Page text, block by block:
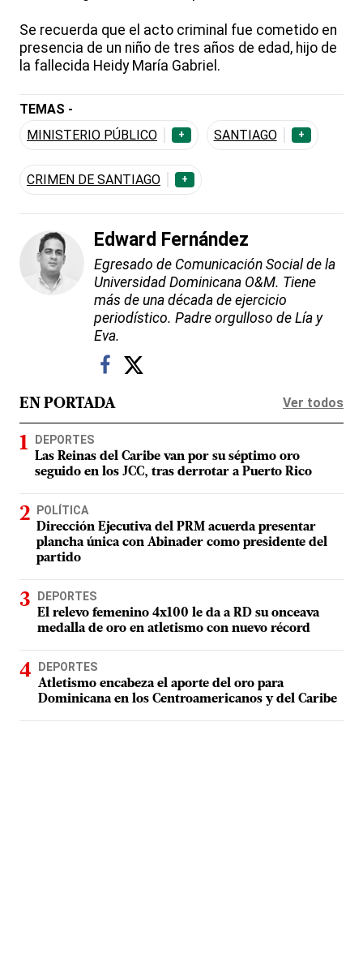
Se recuerda que el acto criminal fue cometido en
presencia de un niño de tres años de edad, hijo de
la fallecida Heidy María Gabriel.
TEMAS -
MINISTERIO PÚBLICO
+ SANTIAGO +
CRIMEN DE SANTIAGO +
Edward Fernández
Egresado de Comunicación Social de la
Universidad Dominicana O&M. Tiene
más de una década de ejercicio
periodístico. Padre orgulloso de Lía y
Eva.
EN PORTADA Ver todos
DEPORTES
Las Reinas del Caribe van por su séptimo oro
seguido en los JCC, tras derrotar a Puerto Rico
POLÍTICA
Dirección Ejecutiva del PRM acuerda presentar
plancha única con Abinader como presidente del
partido
DEPORTES
El relevo femenino 4x100 le da a RD su onceava
medalla de oro en atletismo con nuevo récord
DEPORTES
Atletismo encabeza el aporte del oro para
Dominicana en los Centroamericanos y del Caribe